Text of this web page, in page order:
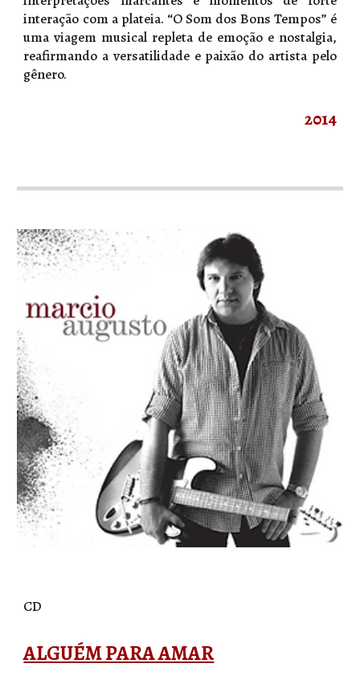
interação com a plateia. “O Som dos Bons Tempos” é
uma viagem musical repleta de emoção e nostalgia,
reafirmando a versatilidade e paixão do artista pelo
gênero.
2014
CD
ALGUÉM PARA AMAR